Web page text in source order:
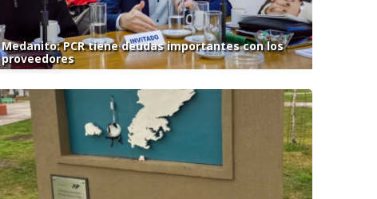
Medanito: PCR tiene deudas importantes con los
proveedores